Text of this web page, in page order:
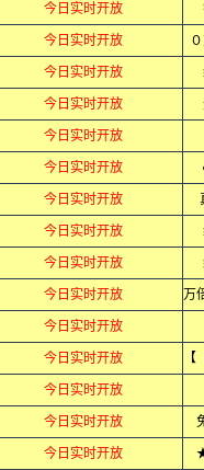
今日实时开放
今日实时开放
今日实时开放
今日实时开放
今日实时开放
今日实时开放
今日实时开放
今日实时开放
今日实时开放
今日实时开放
今日实时开放
今日实时开放
今日实时开放
今日实时开放
今日实时开放